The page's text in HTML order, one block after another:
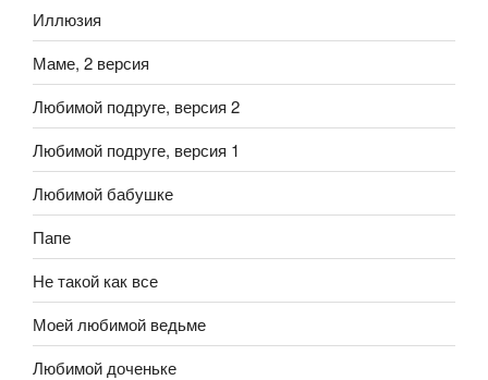
Иллюзия
Маме, 2 версия
Любимой подруге, версия 2
Любимой подруге, версия 1
Любимой бабушке
Папе
Не такой как все
Моей любимой ведьме
Любимой доченьке